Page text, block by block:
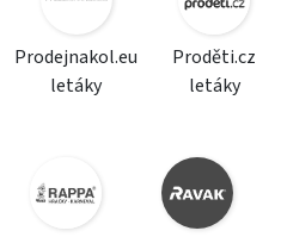
Prodejnakol.eu
letáky
Proděti.cz
letáky